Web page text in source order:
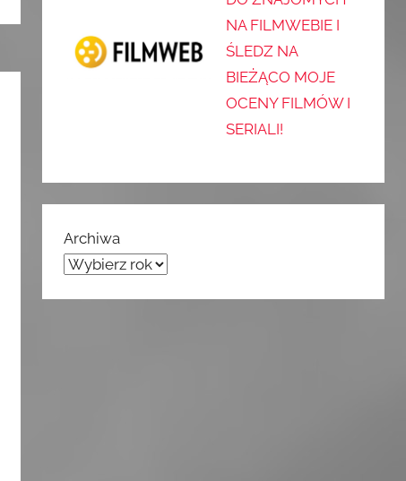
NA FILMWEBIE I
ŚLEDZ NA
BIEŻĄCO MOJE
OCENY FILMÓW I
SERIALI!
Archiwa